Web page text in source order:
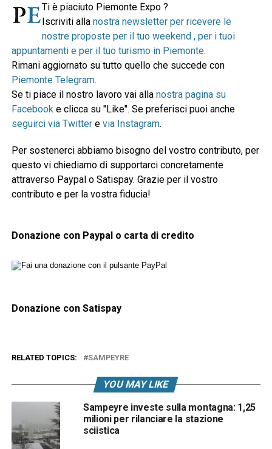
Ti è piaciuto Piemonte Expo ?
Iscriviti alla nostra newsletter per ricevere le
nostre proposte per il tuo weekend , per i tuoi
appuntamenti e per il tuo turismo in Piemonte.
Rimani aggiornato su tutto quello che succede con
Piemonte Telegram.
Se ti piace il nostro lavoro vai alla nostra pagina su
Facebook e clicca su "Like". Se preferisci puoi anche
seguirci via Twittere via Instagram.
Per sostenerci abbiamo bisogno del vostro contributo, per
questo vi chiediamo di supportarci concretamente
attraverso Paypal o Satispay. Grazie per il vostro
contributo e per la vostra fiducia!
Donazione con Paypal o carta di credito
Donazione con Satispay
RELATED TOPICS: SAMPEYRE
YOU MAY LIKE
Sampeyre investe sulla montagna: 1,25
milioni per rilanciare la stazione
sciistica